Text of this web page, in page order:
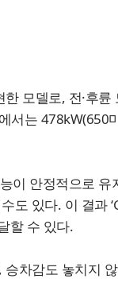
모델로, 전·후륜
서는 478kW(650
이 안정적으로 유
도 있다. 이 결과
할 수 있다.
승차감도 놓치지